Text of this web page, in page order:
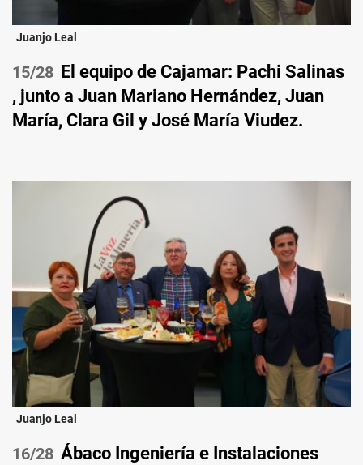
Juanjo Leal
/28 El equipo de Cajamar: Pachi Salinas
, junto a Juan Mariano Hernández, Juan
María, Clara Gil y José María Viudez.
Juanjo Leal
/28 Ábaco Ingeniería e Instalaciones